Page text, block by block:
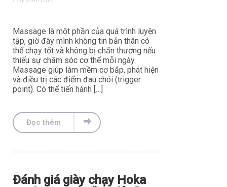
Massage là một phần của quá trình luyện
tập, giờ đây mình không tin bản thân có
thể chạy tốt và không bị chấn thương nếu
thiếu sự chăm sóc cơ thể mỗi ngày.
Massage giúp làm mềm cơ bắp, phát hiện
và điều trị các điểm đau chói (trigger
point). Có thể tiến hành […]
Đọc thêm
Đánh giá giày chạy Hoka